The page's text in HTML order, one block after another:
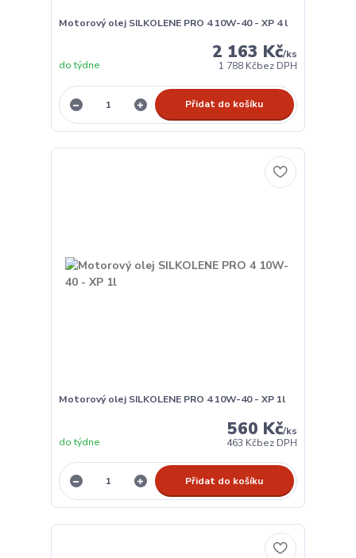
Motorový olej SILKOLENE PRO 4 10W-40 - XP 4 l
2 163 Kč/ks
1 788 Kčbez DPH
do týdne
Přidat do košíku
Motorový olej SILKOLENE PRO 4 10W-40 - XP 1l
560 Kč/ks
463 Kčbez DPH
do týdne
Přidat do košíku